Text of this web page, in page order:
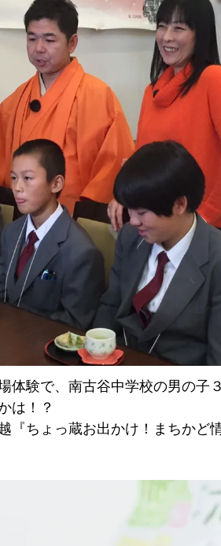
体験で、南古谷中学校の男の子
は！？
『ちょっ蔵お出かけ！まちかど